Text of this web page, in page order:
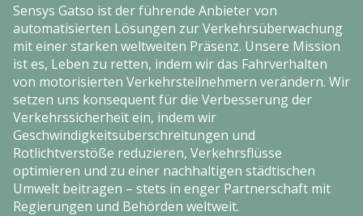
Sensys Gatso ist der führende Anbieter von
automatisierten Lösungen zur Verkehrsüberwachung
mit einer starken weltweiten Präsenz. Unsere Mission
ist es, Leben zu retten, indem wir das Fahrverhalten
von motorisierten Verkehrsteilnehmern verändern. Wir
setzen uns konsequent für die Verbesserung der
Verkehrssicherheit ein, indem wir
Geschwindigkeitsüberschreitungen und
Rotlichtverstöße reduzieren, Verkehrsflüsse
optimieren und zu einer nachhaltigen städtischen
Umwelt beitragen – stets in enger Partnerschaft mit
Regierungen und Behörden weltweit.